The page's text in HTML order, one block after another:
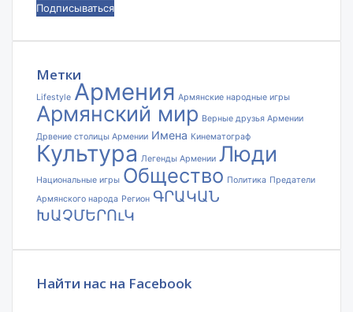
ваш
электронной
Метки
Lifestyle Армения Армянские народные игры
Армянский мир Верные друзья Армении
Дрвение столицы Армении Имена Кинематограф
Культура Легенды Армении Люди
Национальные игры Общество Политика Предатели
Армянского народа Регион ԳՐԱԿԱՆ
ԽԱՉՄԵՐՈւԿ
Найти нас на Facebook